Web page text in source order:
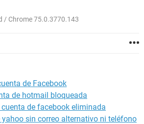
/ Chrome 75.0.3770.143
de Facebook
de hotmail bloqueada
de facebook eliminada
yahoo sin correo alternativo ni teléfono